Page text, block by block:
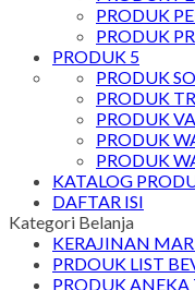
PRODUK
PRODUK
PRODUK 5
PRODUK
PRODUK
PRODUK
PRODUK
PRODUK
KATALOG
DAFTAR ISI
Kategori Belanja
KERAJINAN
PRDOUK LIST
PRODUK ANEKA